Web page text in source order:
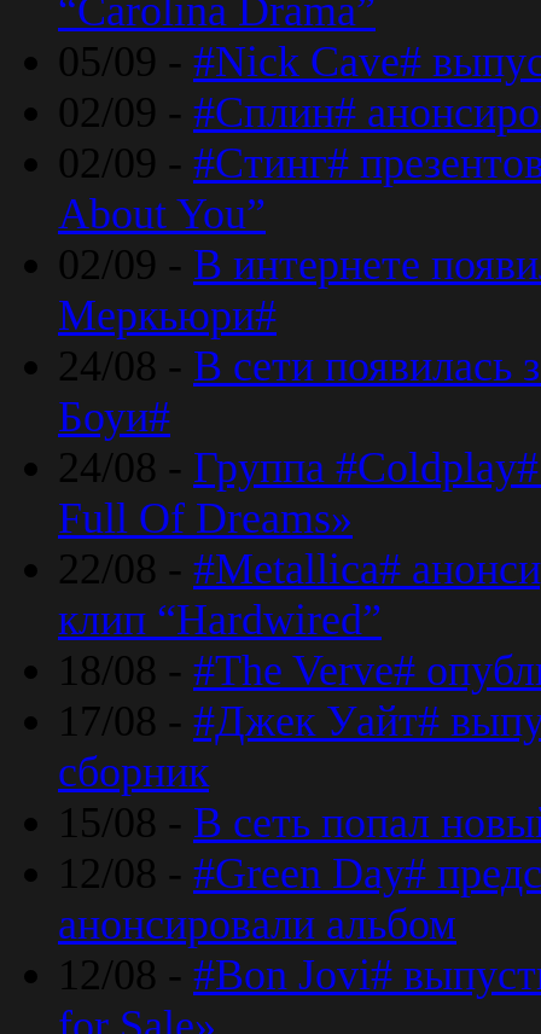
“Carolina Drama”
05/09 - #Nick Cave#
02/09 - #Сплин#
02/09 - #Стинг#
About You”
02/09 - В интернете
Меркьюри#
24/08 - В сети появилась
Боуи#
24/08 - Группа
Full Of Dreams»
22/08 - #Metallica#
клип “Hardwired”
18/08 - #The Verve#
17/08 - #Джек Уайт#
сборник
15/08 - В сеть попал
12/08 - #Green Day#
анонсировали альбом
12/08 - #Bon Jovi#